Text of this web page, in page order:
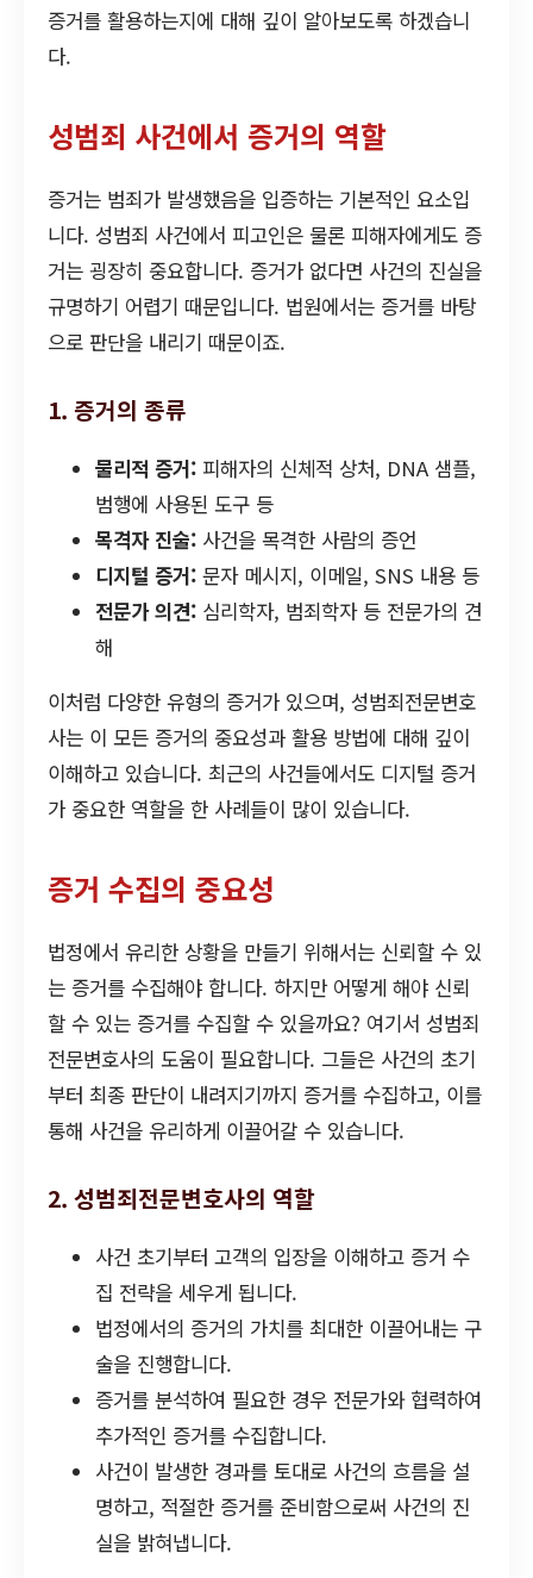
증거를 활용하는지에 대해 깊이 알아보도록 하겠습니
다.
성범죄 사건에서 증거의 역할
증거는 범죄가 발생했음을 입증하는 기본적인 요소입
니다. 성범죄 사건에서 피고인은 물론 피해자에게도 증
거는 굉장히 중요합니다. 증거가 없다면 사건의 진실을
규명하기 어렵기 때문입니다. 법원에서는 증거를 바탕
으로 판단을 내리기 때문이죠.
1. 증거의 종류
물리적 증거: 피해자의 신체적 상처, DNA 샘플,
범행에 사용된 도구 등
목격자 진술: 사건을 목격한 사람의 증언
디지털 증거: 문자 메시지, 이메일, SNS 내용 등
전문가 의견: 심리학자, 범죄학자 등 전문가의 견
해
이처럼 다양한 유형의 증거가 있으며, 성범죄전문변호
사는 이 모든 증거의 중요성과 활용 방법에 대해 깊이
이해하고 있습니다. 최근의 사건들에서도 디지털 증거
가 중요한 역할을 한 사례들이 많이 있습니다.
증거 수집의 중요성
법정에서 유리한 상황을 만들기 위해서는 신뢰할 수 있
는 증거를 수집해야 합니다. 하지만 어떻게 해야 신뢰
할 수 있는 증거를 수집할 수 있을까요? 여기서 성범죄
전문변호사의 도움이 필요합니다. 그들은 사건의 초기
부터 최종 판단이 내려지기까지 증거를 수집하고, 이를
통해 사건을 유리하게 이끌어갈 수 있습니다.
2. 성범죄전문변호사의 역할
사건 초기부터 고객의 입장을 이해하고 증거 수
집 전략을 세우게 됩니다.
법정에서의 증거의 가치를 최대한 이끌어내는 구
술을 진행합니다.
증거를 분석하여 필요한 경우 전문가와 협력하여
추가적인 증거를 수집합니다.
사건이 발생한 경과를 토대로 사건의 흐름을 설
명하고, 적절한 증거를 준비함으로써 사건의 진
실을 밝혀냅니다.